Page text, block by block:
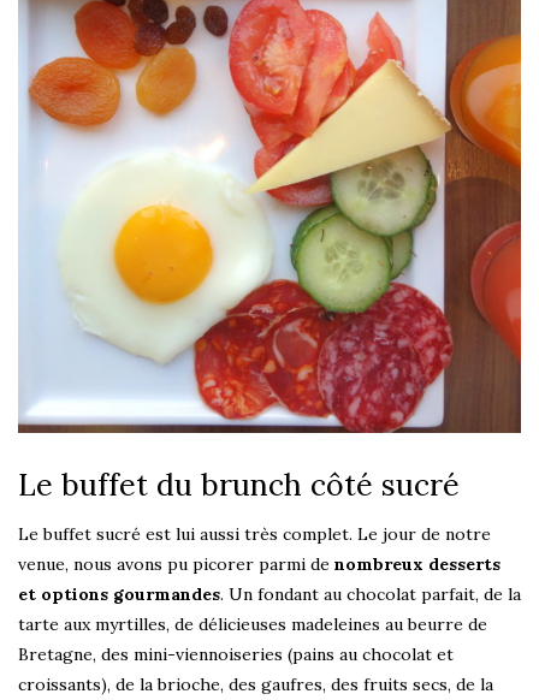
Le buffet du brunch côté sucré
Le buffet sucré est lui aussi très complet. Le jour de notre
venue, nous avons pu picorer parmi de nombreux desserts
et options gourmandes. Un fondant au chocolat parfait, de la
tarte aux myrtilles, de délicieuses madeleines au beurre de
Bretagne, des mini-viennoiseries (pains au chocolat et
croissants), de la brioche, des gaufres, des fruits secs, de la